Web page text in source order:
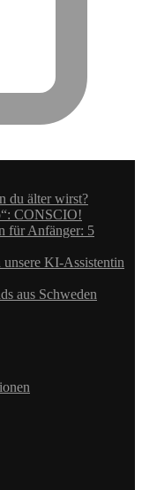
du älter wirst?
CONSCIO!
für Anfänger: 5
KI-Assistentin
aus Schweden